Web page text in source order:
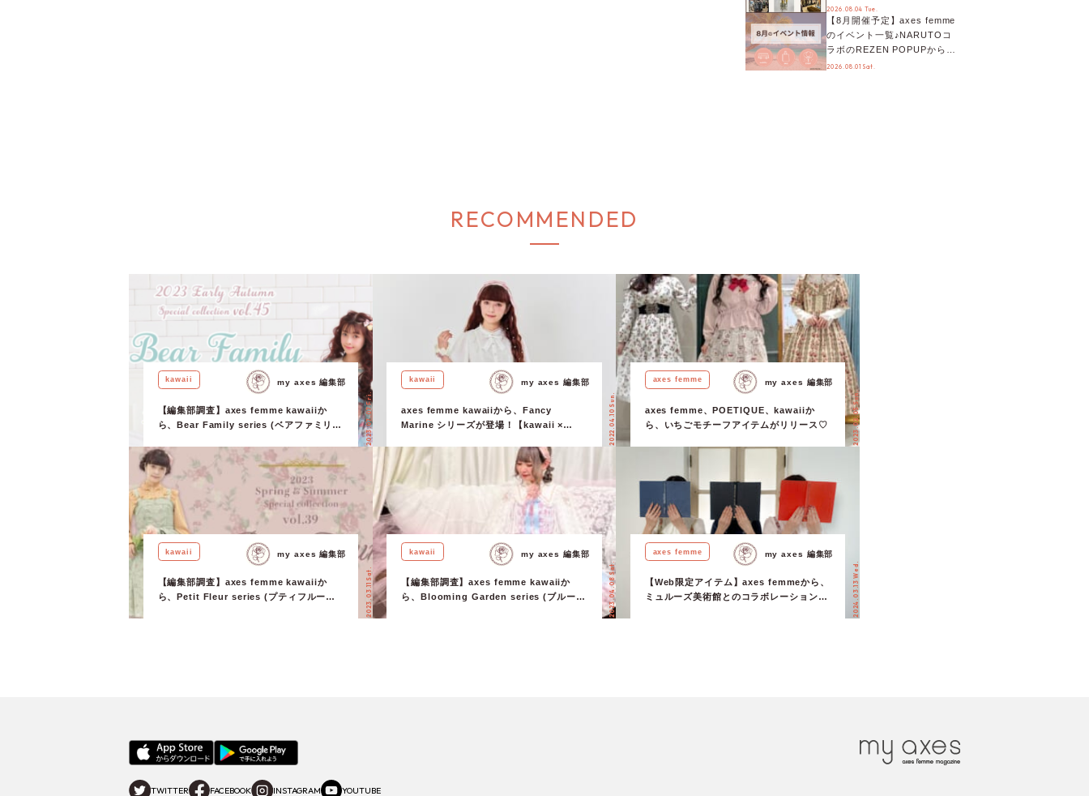
RECOMMENDED
kawaii
【編集部調査】axes femme kawaiiか
ら、Bear Family series (ベアファミリー
Misako Aoki】
2023.07.07 Fri.
my axes 編集部 kawaii
axes femme kawaiiから、Fancy
Marine シリーズが登場！【kawaii ×
2022.04.10 Sun.
my axes 編集部 axes femme
axes femme、POETIQUE、kawaiiか
ら、いちごモチーフアイテムがリリース♡
2023.02.05 Sun.
my axes 編集部
kawaii
【編集部調査】axes femme kawaiiか
ら、Petit Fleur series (プティフルール
2023.03.11 Sat.
my axes 編集部 kawaii
【編集部調査】axes femme kawaiiか
ら、Blooming Garden series (ブルーミ
2023.04.08 Sat.
my axes 編集部 axes femme
【Web限定アイテム】axes femmeから、
ミュルーズ美術館とのコラボレーションア
2024.03.13 Wed.
my axes 編集部
デート！活用するとポイント
が手に入る◎
2026.08.04 Tue.
【8月開催予定】axes femme
のイベント一覧♪NARUTOコ
ラボのREZEN POPUPから、
プチYour Stage.、ティーパー
2026.08.01 Sat.
TWITTER FACEBOOK INSTAGRAM YOUTUBE